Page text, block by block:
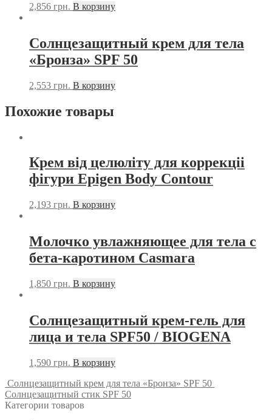
2,856 грн. В корзину
Солнцезащитный крем для тела
«Бронза» SPF 50
2,553 грн. В корзину
Похожие товары
Крем від целюліту для коррекціі
фігури Epigen Body Contour
2,193 грн. В корзину
Молочко увлажняющее для тела с
бета-каротином Casmara
1,850 грн. В корзину
Солнцезащитный крем-гель для
лица и тела SPF50 / BIOGENA
1,590 грн. В корзину
Солнцезащитный крем для тела «Бронза» SPF 50
Солнцезащитный стик SPF 50
Категории товаров